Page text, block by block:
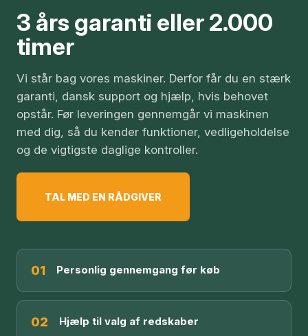
3 års garanti eller 2.000
timer
Vi står bag vores maskiner. Derfor får du en stærk
garanti, dansk support og hjælp, hvis behovet
opstår. Før leveringen gennemgår vi maskinen
med dig, så du kender funktioner, vedligeholdelse
og de vigtigste daglige kontroller.
TAL MED EN RÅDGIVER
01 Personlig gennemgang før køb
02 Hjælp til valg af redskaber